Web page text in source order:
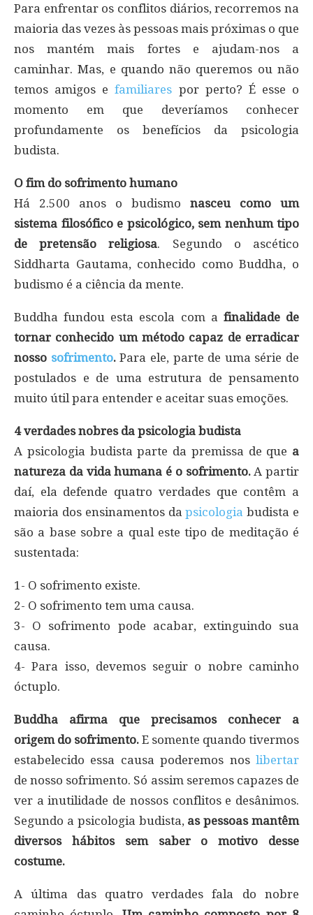
Para enfrentar os conflitos diários, recorremos na
maioria das vezes às pessoas mais próximas o que
nos mantém mais fortes e ajudam-nos a
caminhar. Mas, e quando não queremos ou não
temos amigos efamiliares por perto? É esse o
momento em que deveríamos conhecer
profundamente os benefícios da psicologia
budista.
O fim do sofrimento humano
Há 2.500 anos o budismo nasceu como um
sistema filosófico e psicológico, sem nenhum tipo
de pretensão religiosa. Segundo o ascético
Siddharta Gautama, conhecido como Buddha, o
budismo é a ciência da mente.
Buddha fundou esta escola com a finalidade de
tornar conhecido um método capaz de erradicar
nosso sofrimento.Para ele, parte de uma série de
postulados e de uma estrutura de pensamento
muito útil para entender e aceitar suas emoções.
4 verdades nobres da psicologia budista
A psicologia budista parte da premissa de que a
natureza da vida humana é o sofrimento.A partir
daí, ela defende quatro verdades que contêm a
maioria dos ensinamentos dapsicologia budista e
são a base sobre a qual este tipo de meditação é
sustentada:
1- O sofrimento existe.
2- O sofrimento tem uma causa.
3- O sofrimento pode acabar, extinguindo sua
causa.
4- Para isso, devemos seguir o nobre caminho
óctuplo.
Buddha afirma que precisamos conhecer a
origem do sofrimento. E somente quando tivermos
estabelecido essa causa poderemos nos libertar
de nosso sofrimento. Só assim seremos capazes de
ver a inutilidade de nossos conflitos e desânimos.
Segundo a psicologia budista, as pessoas mantêm
diversos hábitos sem saber o motivo desse
costume.
A última das quatro verdades fala do nobre